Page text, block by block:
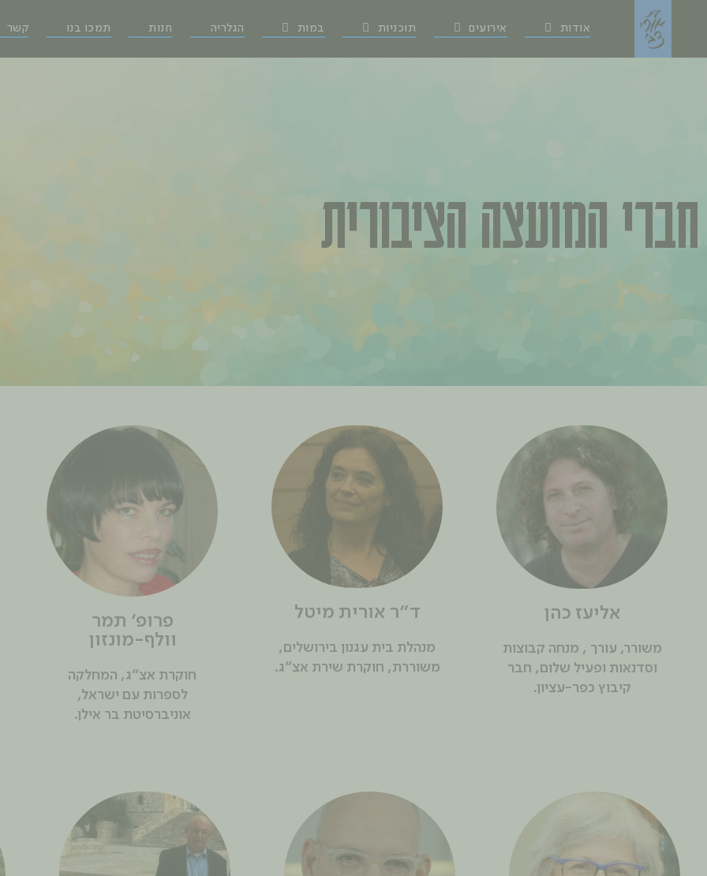
אודות אירועים תוכניות במות הגלריה חנות תמכו בנו קשר
חברי המועצה הציבורית
אליעז כהן
משורר, עורך , מנחה קבוצות
וסדנאות ופעיל שלום, חבר
קיבוץ כפר-עציון.
ד”ר אורית מיטל
מנהלת בית עגנון בירושלים,
משוררת, חוקרת שירת אצ"ג.
פרופ' תמר
וולף-מונזון
חוקרת אצ"ג, המחלקה
לספרות עם ישראל,
אוניברסיטת בר אילן.